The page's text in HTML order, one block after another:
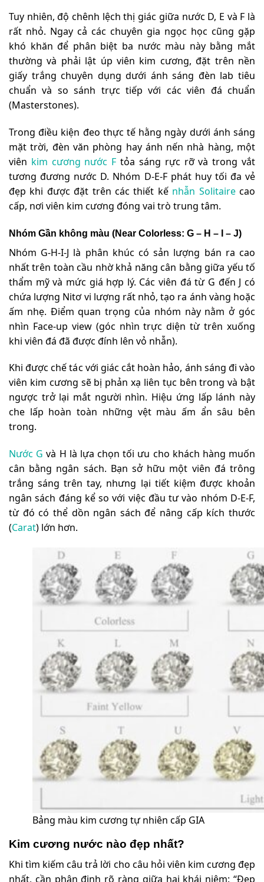
Tuy nhiên, độ chênh lệch thị giác giữa nước D, E và F là
rất nhỏ. Ngay cả các chuyên gia ngọc học cũng gặp
khó khăn để phân biệt ba nước màu này bằng mắt
thường và phải lật úp viên kim cương, đặt trên nền
giấy trắng chuyên dụng dưới ánh sáng đèn lab tiêu
chuẩn và so sánh trực tiếp với các viên đá chuẩn
(Masterstones).
Trong điều kiện đeo thực tế hằng ngày dưới ánh sáng
mặt trời, đèn văn phòng hay ánh nến nhà hàng, một
viên kim cương nước F tỏa sáng rực rỡ và trong vắt
tương đương nước D. Nhóm D-E-F phát huy tối đa vẻ
đẹp khi được đặt trên các thiết kế nhẫn Solitairecao
cấp, nơi viên kim cương đóng vai trò trung tâm.
Nhóm Gần không màu (Near Colorless: G – H – I – J)
Nhóm G-H-I-J là phân khúc có sản lượng bán ra cao
nhất trên toàn cầu nhờ khả năng cân bằng giữa yếu tố
thẩm mỹ và mức giá hợp lý. Các viên đá từ G đến J có
chứa lượng Nitơ vi lượng rất nhỏ, tạo ra ánh vàng hoặc
ấm nhẹ. Điểm quan trọng của nhóm này nằm ở góc
nhìn Face-up view (góc nhìn trực diện từ trên xuống
khi viên đá đã được đính lên vỏ nhẫn).
Khi được chế tác với giác cắt hoàn hảo, ánh sáng đi vào
viên kim cương sẽ bị phản xạ liên tục bên trong và bật
ngược trở lại mắt người nhìn. Hiệu ứng lấp lánh này
che lấp hoàn toàn những vệt màu ấm ẩn sâu bên
trong.
Nước G và H là lựa chọn tối ưu cho khách hàng muốn
cân bằng ngân sách. Bạn sở hữu một viên đá trông
trắng sáng trên tay, nhưng lại tiết kiệm được khoản
ngân sách đáng kể so với việc đầu tư vào nhóm D-E-F,
từ đó có thể dồn ngân sách để nâng cấp kích thước
(Carat) lớn hơn.
Bảng màu kim cương tự nhiên cấp GIA
Kim cương nước nào đẹp nhất?
Khi tìm kiếm câu trả lời cho câu hỏi viên kim cương đẹp
nhất, cần phân định rõ ràng giữa hai khái niệm: “Đẹp